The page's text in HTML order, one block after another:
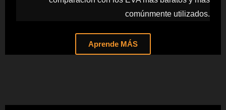
comúnmente utilizados.
Aprende MÁS